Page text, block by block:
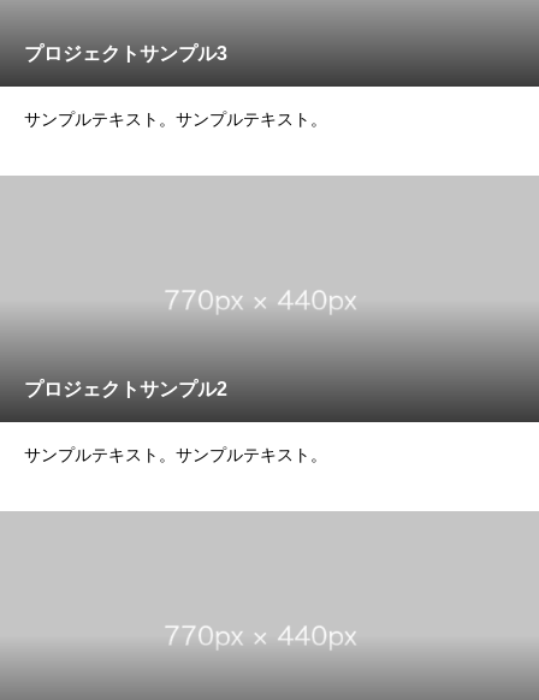
プロジェクトサンプル3
サンプルテキスト。サンプルテキスト。
プロジェクトサンプル2
サンプルテキスト。サンプルテキスト。